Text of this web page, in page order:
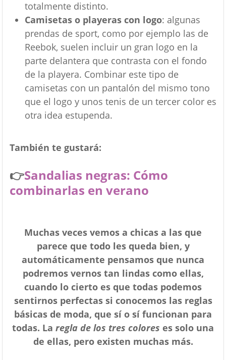
totalmente distinto.
Camisetas o playeras con logo: algunas
prendas de sport, como por ejemplo las de
Reebok, suelen incluir un gran logo en la
parte delantera que contrasta con el fondo
de la playera. Combinar este tipo de
camisetas con un pantalón del mismo tono
que el logo y unos tenis de un tercer color es
otra idea estupenda.
También te gustará:
👉Sandalias negras: Cómo
combinarlas en verano
Muchas veces vemos a chicas a las que
parece que todo les queda bien, y
automáticamente pensamos que nunca
podremos vernos tan lindas como ellas,
cuando lo cierto es que todas podemos
sentirnos perfectas si conocemos las reglas
básicas de moda, que sí o sí funcionan para
todas. La regla de los tres colores es solo una
de ellas, pero existen muchas más.